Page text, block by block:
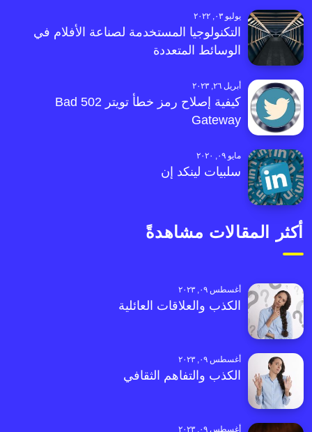
يوليو ٠٣, ٢٠٢٢
التكنولوجيا المستخدمة لصناعة الأفلام في
الوسائط المتعددة
أبريل ٢٦, ٢٠٢٣
كيفية إصلاح رمز خطأ تويتر 502 Bad
Gateway
مايو ٠٩, ٢٠٢٠
سلبيات لينكد إن
أكثر المقالات مشاهدةً
أغسطس ٠٩, ٢٠٢٣
الكذب والعلاقات العائلية
أغسطس ٠٩, ٢٠٢٣
الكذب والتفاهم الثقافي
أغسطس ٠٩, ٢٠٢٣